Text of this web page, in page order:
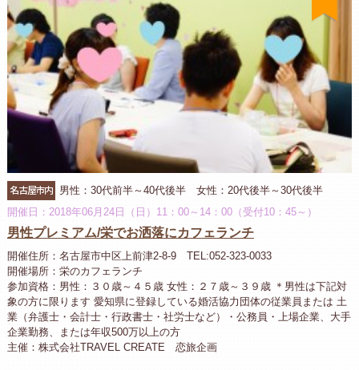
名古屋市内
男性：30代前半～40代後半 女性：20代後半～30代後半
開催日：2018年06月24日（日）11：00～14：00（受付10：45～）
男性プレミアム/栄でお洒落にカフェランチ
開催住所：名古屋市中区上前津2-8-9 TEL:052-323-0033
開催場所：栄のカフェランチ
参加資格：男性：３０歳～４５歳 女性：２７歳～３９歳 ＊男性は下記対
象の方に限ります 愛知県に登録している婚活協力団体の従業員または 土
業（弁護士・会計士・行政書士・社労士など）・公務員・上場企業、大手
企業勤務、または年収500万以上の方
主催：株式会社TRAVEL CREATE 恋旅企画